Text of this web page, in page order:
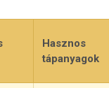
Hasznos
tápanyagok